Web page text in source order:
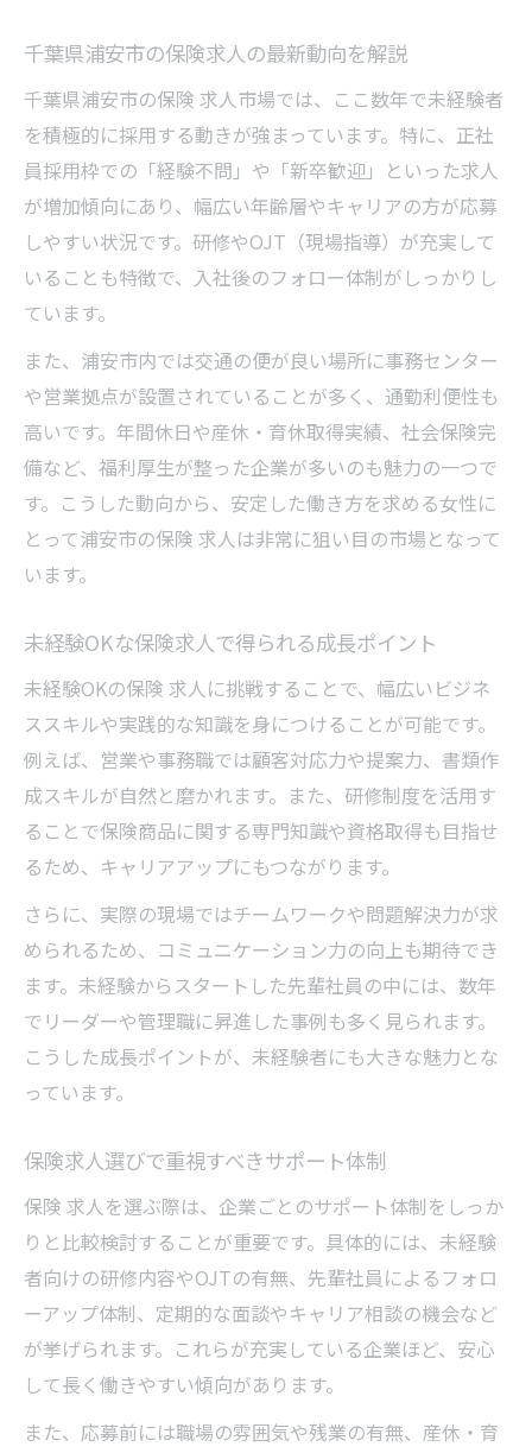
未経験歓迎の保険求人で働き方を変える方
女性が安心できる職場環境の保険求人を紹
保険求人で選ぶ勤務時間と休日制度のポイ
ント
千葉県浦安市の働きやすい保険求人事例
未経験歓迎の職場選びを成功させる方法
保険求人で未経験歓迎職場を見極めるコツ
研修とサポート体制が整った保険求人の探
し方
女性が長く働ける未経験歓迎保険求人の特
徴
未経験者が安心して応募できる求人チェッ
ト
正社員を目指す保険業界の求人事情とは
保険求人で正社員採用を目指すためのポイ
ント
未経験から正社員になれる保険求人の特徴
女性が正社員で働ける保険求人の見分け方
保険求人の正社員登用実績の確認方法
千葉県浦安市の保険求人の最新動向を解説
千葉県浦安市の保険 求人市場では、ここ数年で未経験者
を積極的に採用する動きが強まっています。特に、正社
員採用枠での「経験不問」や「新卒歓迎」といった求人
が増加傾向にあり、幅広い年齢層やキャリアの方が応募
しやすい状況です。研修やOJT（現場指導）が充実して
いることも特徴で、入社後のフォロー体制がしっかりし
ています。
また、浦安市内では交通の便が良い場所に事務センター
や営業拠点が設置されていることが多く、通勤利便性も
高いです。年間休日や産休・育休取得実績、社会保険完
備など、福利厚生が整った企業が多いのも魅力の一つで
す。こうした動向から、安定した働き方を求める女性に
とって浦安市の保険 求人は非常に狙い目の市場となって
います。
未経験OKな保険求人で得られる成長ポイント
未経験OKの保険 求人に挑戦することで、幅広いビジネ
ススキルや実践的な知識を身につけることが可能です。
例えば、営業や事務職では顧客対応力や提案力、書類作
成スキルが自然と磨かれます。また、研修制度を活用す
ることで保険商品に関する専門知識や資格取得も目指せ
るため、キャリアアップにもつながります。
さらに、実際の現場ではチームワークや問題解決力が求
められるため、コミュニケーション力の向上も期待でき
ます。未経験からスタートした先輩社員の中には、数年
でリーダーや管理職に昇進した事例も多く見られます。
こうした成長ポイントが、未経験者にも大きな魅力とな
っています。
保険求人選びで重視すべきサポート体制
保険 求人を選ぶ際は、企業ごとのサポート体制をしっか
りと比較検討することが重要です。具体的には、未経験
者向けの研修内容やOJTの有無、先輩社員によるフォロ
ーアップ体制、定期的な面談やキャリア相談の機会など
が挙げられます。これらが充実している企業ほど、安心
して長く働きやすい傾向があります。
また、応募前には職場の雰囲気や残業の有無、産休・育